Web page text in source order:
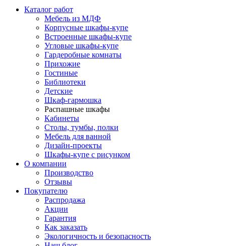
Каталог работ
Мебель из МДФ
Корпусные шкафы-купе
Встроенные шкафы-купе
Угловые шкафы-купе
Гардеробные комнаты
Прихожие
Гостиные
Библиотеки
Детские
Шкаф-гармошка
Распашные шкафы
Кабинеты
Столы, тумбы, полки
Мебель для ванной
Дизайн-проекты
Шкафы-купе с рисунком
О компании
Производство
Отзывы
Покупателю
Распродажа
Акции
Гарантия
Как заказать
Экологичность и безопасность